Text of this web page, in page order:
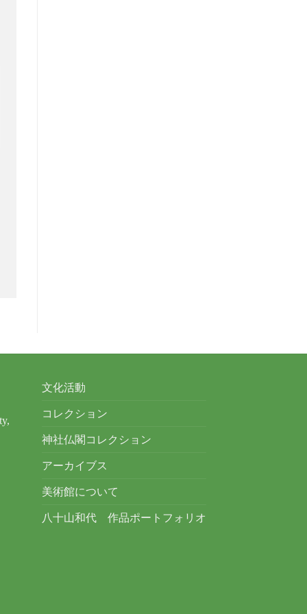
文化活動
コレクション
神社仏閣コレクション
アーカイブス
美術館について
八十山和代 作品ポートフォリオ